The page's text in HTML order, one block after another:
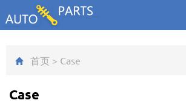
首页 > Case
Case